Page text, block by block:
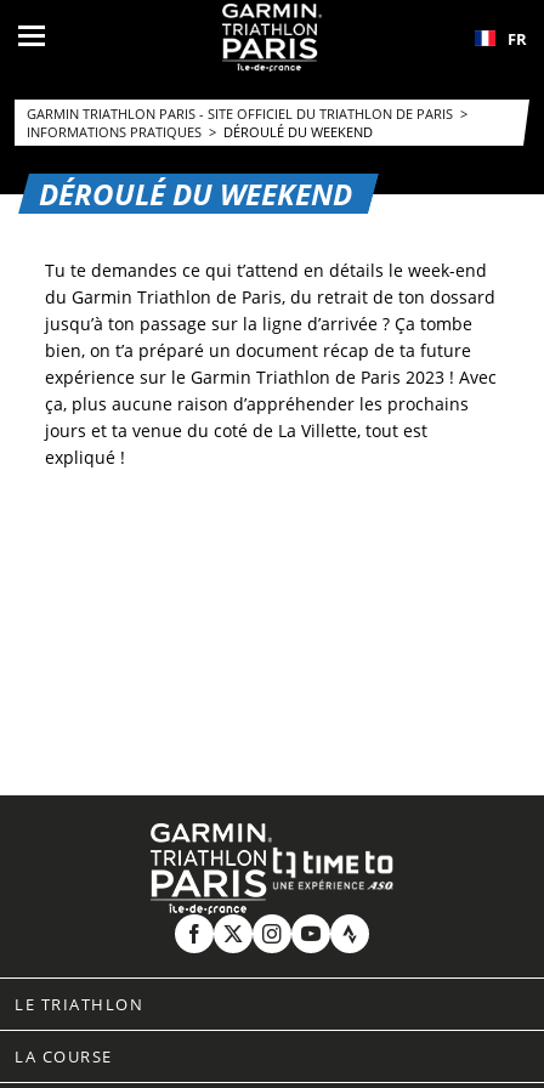
FR
GARMIN TRIATHLON PARIS - SITE OFFICIEL DU TRIATHLON DE PARIS >
INFORMATIONS PRATIQUES > DÉROULÉ DU WEEKEND
DÉROULÉ DU WEEKEND
Tu te demandes ce qui t’attend en détails le week-end
du Garmin Triathlon de Paris, du retrait de ton dossard
jusqu’à ton passage sur la ligne d’arrivée ? Ça tombe
bien, on t’a préparé un document récap de ta future
expérience sur le Garmin Triathlon de Paris 2023 ! Avec
ça, plus aucune raison d’appréhender les prochains
jours et ta venue du coté de La Villette, tout est
expliqué !
LE TRIATHLON
LA COURSE